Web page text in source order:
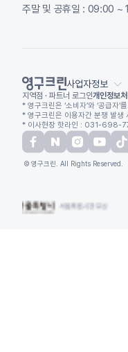
주말 및 공휴일 : 09:00 ~
사업자정보
지역점 · 파트너 로그인개인정보
* 영구크린은 ‘소비자’와 ‘공급자
* 영구크린은 이용자간 분쟁 발
* 이사현장 핫라인 : 031-698-
© 영구크린. All Rights Reserved.